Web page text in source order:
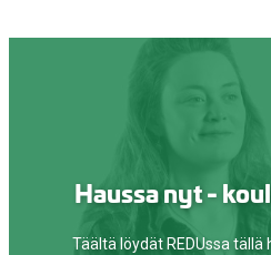
Haussa nyt -
Täältä löydät REDUssa